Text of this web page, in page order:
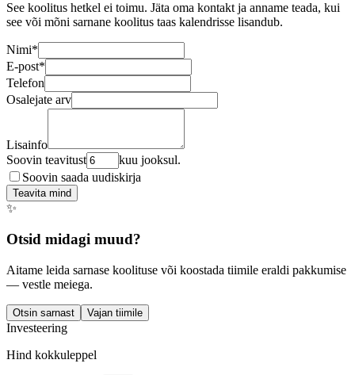
See koolitus hetkel ei toimu. Jäta oma kontakt ja anname teada, kui
see või mõni sarnane koolitus taas kalendrisse lisandub.
Nimi*
E-post*
Telefon
Osalejate arv
Lisainfo
Soovin teavitust
kuu jooksul.
Soovin saada uudiskirja
Teavita mind
✨
Otsid midagi muud?
Aitame leida sarnase koolituse või koostada tiimile eraldi pakkumise
— vestle meiega.
Otsin sarnast Vajan tiimile
Investeering
Hind kokkuleppel